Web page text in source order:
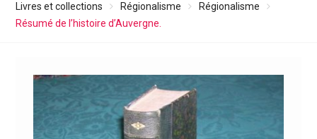
Livres et collections Régionalisme
Régionalisme
Résumé de l’histoire d’Auvergne.